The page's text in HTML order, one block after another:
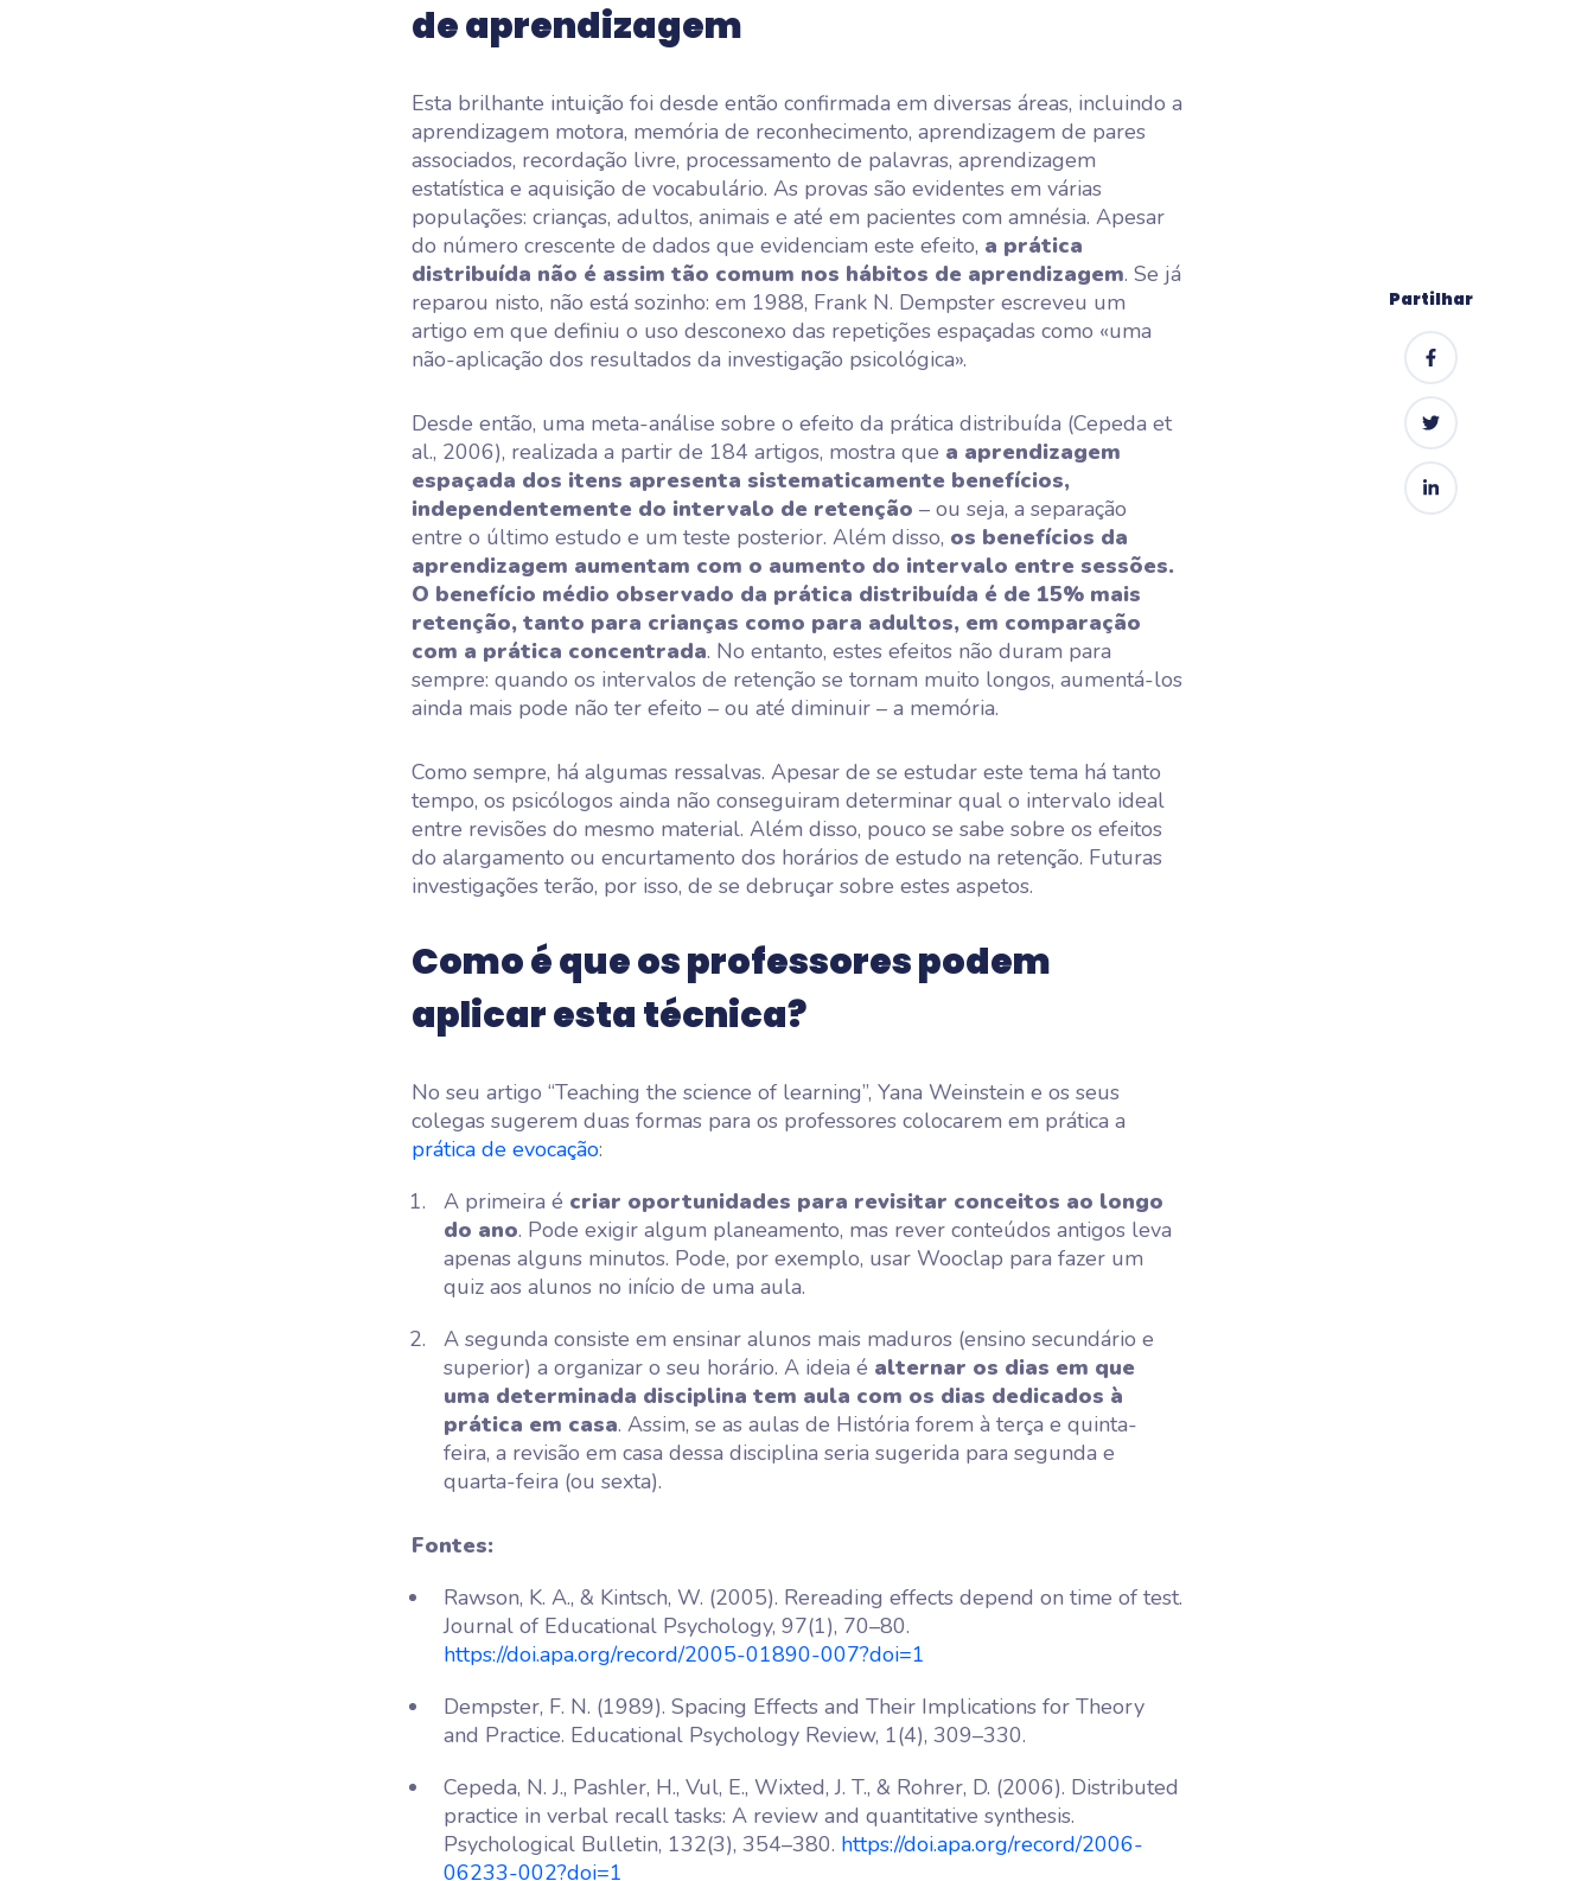
de aprendizagem
Esta brilhante intuição foi desde então confirmada em diversas áreas, incluindo a
aprendizagem motora, memória de reconhecimento, aprendizagem de pares
associados, recordação livre, processamento de palavras, aprendizagem
estatística e aquisição de vocabulário. As provas são evidentes em várias
populações: crianças, adultos, animais e até em pacientes com amnésia. Apesar
do número crescente de dados que evidenciam este efeito, a prática
distribuída não é assim tão comum nos hábitos de aprendizagem. Se já
reparou nisto, não está sozinho: em 1988, Frank N. Dempster escreveu um
artigo em que definiu o uso desconexo das repetições espaçadas como «uma
não-aplicação dos resultados da investigação psicológica».
Desde então, uma meta-análise sobre o efeito da prática distribuída (Cepeda et
al., 2006), realizada a partir de 184 artigos, mostra que a aprendizagem
espaçada dos itens apresenta sistematicamente benefícios,
independentemente do intervalo de retenção – ou seja, a separação
entre o último estudo e um teste posterior. Além disso, os benefícios da
aprendizagem aumentam com o aumento do intervalo entre sessões.
O benefício médio observado da prática distribuída é de 15% mais
retenção, tanto para crianças como para adultos, em comparação
com a prática concentrada. No entanto, estes efeitos não duram para
sempre: quando os intervalos de retenção se tornam muito longos, aumentá-los
ainda mais pode não ter efeito – ou até diminuir – a memória.
Como sempre, há algumas ressalvas. Apesar de se estudar este tema há tanto
tempo, os psicólogos ainda não conseguiram determinar qual o intervalo ideal
entre revisões do mesmo material. Além disso, pouco se sabe sobre os efeitos
do alargamento ou encurtamento dos horários de estudo na retenção. Futuras
investigações terão, por isso, de se debruçar sobre estes aspetos.
Como é que os professores podem
aplicar esta técnica?
No seu artigo “Teaching the science of learning”, Yana Weinstein e os seus
colegas sugerem duas formas para os professores colocarem em prática a
prática de evocação:
A primeira é criar oportunidades para revisitar conceitos ao longo
do ano. Pode exigir algum planeamento, mas rever conteúdos antigos leva
apenas alguns minutos. Pode, por exemplo, usar Wooclap para fazer um
quiz aos alunos no início de uma aula.
A segunda consiste em ensinar alunos mais maduros (ensino secundário e
superior) a organizar o seu horário. A ideia é alternar os dias em que
uma determinada disciplina tem aula com os dias dedicados à
prática em casa. Assim, se as aulas de História forem à terça e quinta-
feira, a revisão em casa dessa disciplina seria sugerida para segunda e
quarta-feira (ou sexta).
Fontes:
Rawson, K. A., & Kintsch, W. (2005). Rereading effects depend on time of test.
Journal of Educational Psychology, 97(1), 70–80.
https://doi.apa.org/record/2005-01890-007?doi=1
Dempster, F. N. (1989). Spacing Effects and Their Implications for Theory
and Practice. Educational Psychology Review, 1(4), 309–330.
Cepeda, N. J., Pashler, H., Vul, E., Wixted, J. T., & Rohrer, D. (2006). Distributed
practice in verbal recall tasks: A review and quantitative synthesis.
Psychological Bulletin, 132(3), 354–380. https://doi.apa.org/record/2006-
06233-002?doi=1
Partilhar